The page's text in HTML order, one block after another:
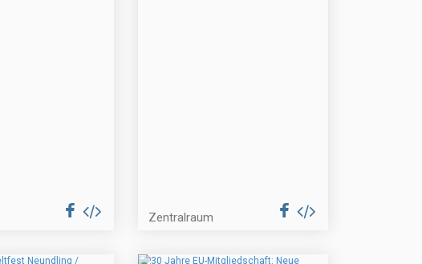
Zentralraum